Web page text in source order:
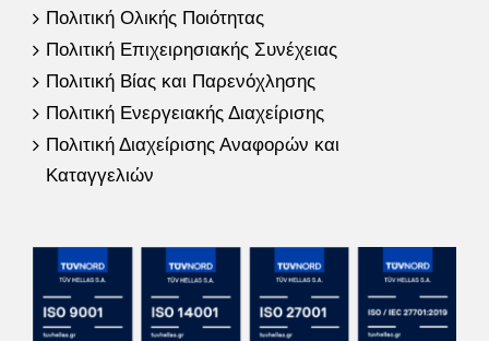
Πολιτική Ολικής Ποιότητας
Πολιτική Επιχειρησιακής Συνέχειας
Πολιτική Βίας και Παρενόχλησης
Πολιτική Ενεργειακής Διαχείρισης
Πολιτική Διαχείρισης Αναφορών και
Καταγγελιών